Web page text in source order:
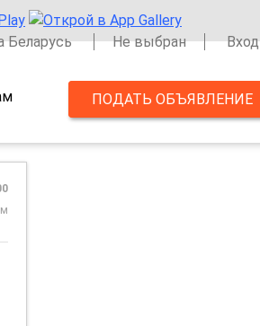
Беларусь
Не выбран Вход
ПОДАТЬ ОБЪЯВЛЕНИЕ